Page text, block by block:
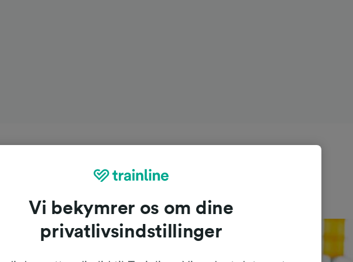
Vi bekymrer os om dine
privatlivsindstillinger